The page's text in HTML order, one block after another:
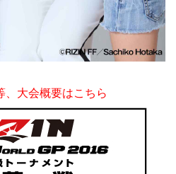
、大会概要はこちら